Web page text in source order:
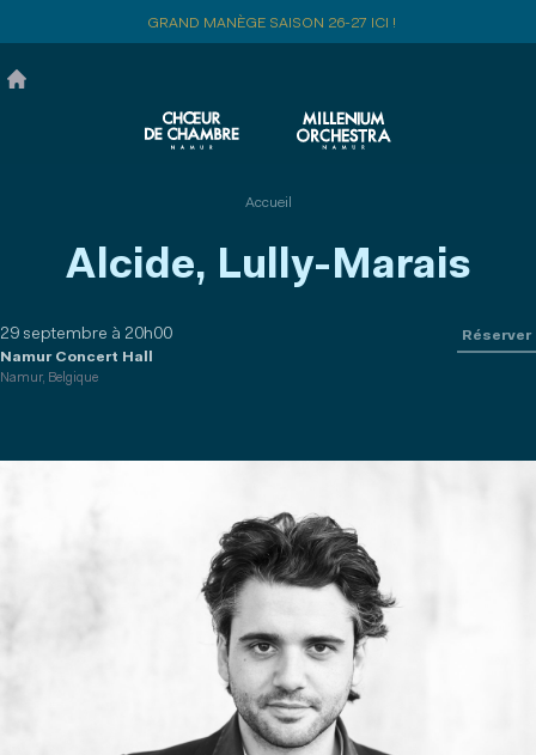
principal
GRAND MANÈGE SAISON 26-27 ICI !
Accueil
Alcide, Lully-Marais
29 septembre à 20h00
Namur Concert Hall
Namur, Belgique
Réserver